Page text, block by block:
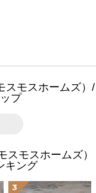
スモスホームズ）/
プ
モスホームズ）
キング
3